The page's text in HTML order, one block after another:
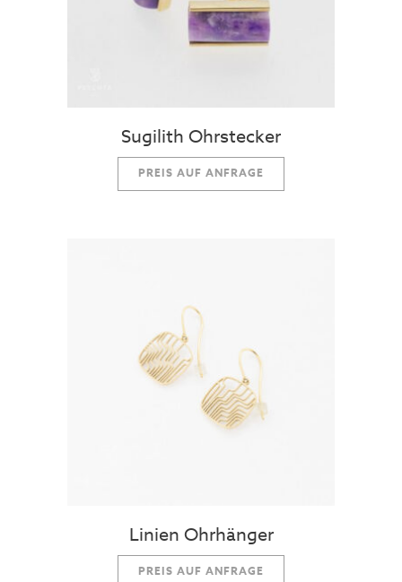
Sugilith Ohrstecker
PREIS AUF ANFRAGE
Linien Ohrhänger
PREIS AUF ANFRAGE